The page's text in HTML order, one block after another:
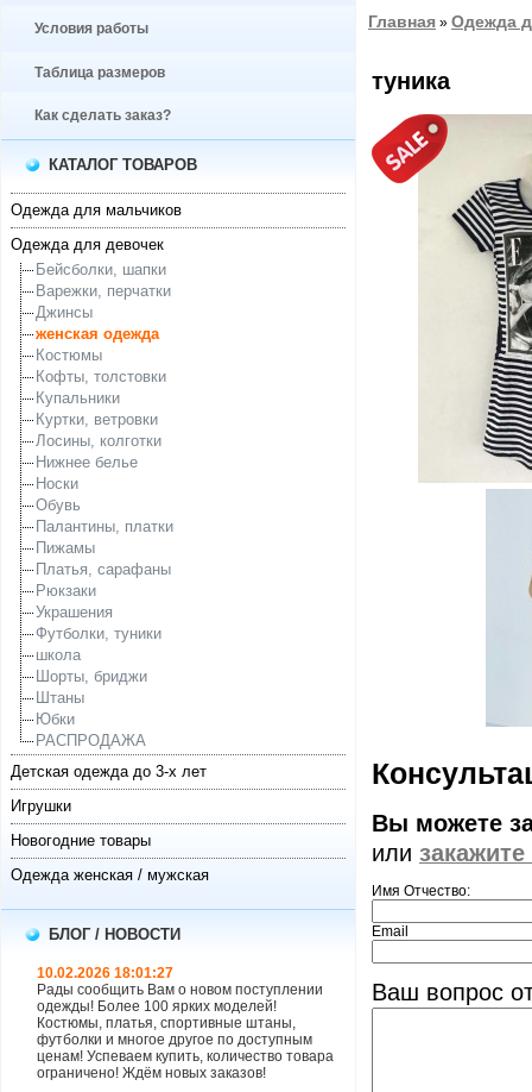
Условия работы
Таблица размеров
Как сделать заказ?
КАТАЛОГ ТОВАРОВ
Одежда для мальчиков
Одежда для девочек
Бейсболки, шапки
Варежки, перчатки
Джинсы
женская одежда
Костюмы
Кофты, толстовки
Купальники
Куртки, ветровки
Лосины, колготки
Нижнее белье
Носки
Обувь
Палантины, платки
Пижамы
Платья, сарафаны
Рюкзаки
Украшения
Футболки, туники
школа
Шорты, бриджи
Штаны
Юбки
РАСПРОДАЖА
Детская одежда до 3-х лет
Игрушки
Новогодние товары
Одежда женская / мужская
БЛОГ / НОВОСТИ
10.02.2026 18:01:27
Рады сообщить Вам о новом поступлении
одежды! Более 100 ярких моделей!
Костюмы, платья, спортивные штаны,
футболки и многое другое по доступным
ценам! Успеваем купить, количество товара
ограничено! Ждём новых заказов!
Главная » Одежда
туника
Вы можете
или
Имя Отчество:
Email
Ваш вопрос